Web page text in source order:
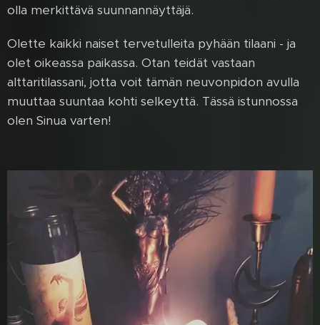
olla merkittävä suunnannäyttäjä.
Olette kaikki naiset tervetulleita pyhään tilaani - ja
olet oikeassa paikassa. Otan teidät vastaan
alttaritilassani, jotta voit tämän neuvonpidon avulla
muuttaa suuntaa kohti selkeyttä. Tässä istunnossa
olen Sinua varten!